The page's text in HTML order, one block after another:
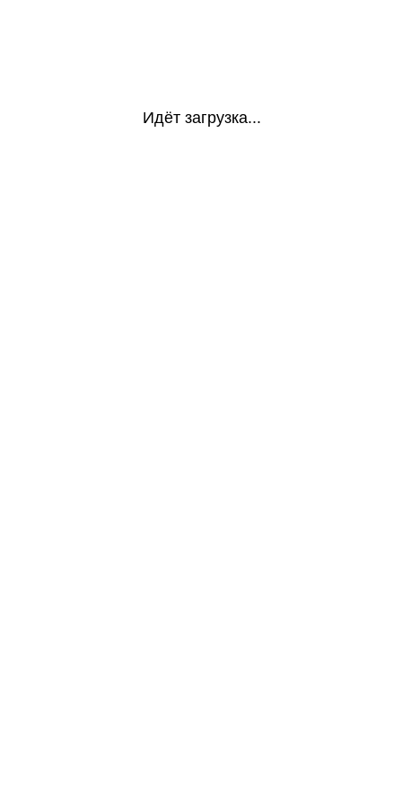
Идёт загрузка...